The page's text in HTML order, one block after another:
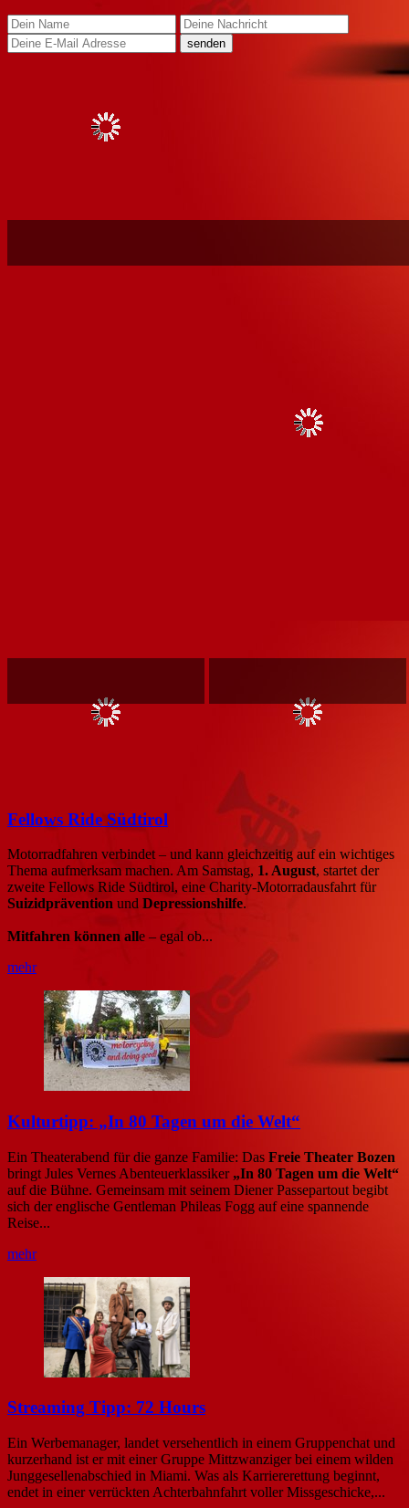
Fellows Ride Südtirol
Motorradfahren verbindet – und kann gleichzeitig auf ein wichtiges
Thema aufmerksam machen. Am Samstag, 1. August, startet der
zweite Fellows Ride Südtirol, eine Charity-Motorradausfahrt für
Suizidprävention und Depressionshilfe.
Mitfahren können alle – egal ob...
mehr
Kulturtipp: „In 80 Tagen um die Welt“
Ein Theaterabend für die ganze Familie: Das Freie Theater Bozen
bringt Jules Vernes Abenteuerklassiker „In 80 Tagen um die Welt“
auf die Bühne. Gemeinsam mit seinem Diener Passepartout begibt
sich der englische Gentleman Phileas Fogg auf eine spannende
Reise...
mehr
Streaming Tipp: 72 Hours
Ein Werbemanager, landet versehentlich in einem Gruppenchat und
kurzerhand ist er mit einer Gruppe Mittzwanziger bei einem wilden
Junggesellenabschied in Miami. Was als Karriererettung beginnt,
endet in einer verrückten Achterbahnfahrt voller Missgeschicke,...